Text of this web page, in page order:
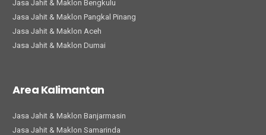
Jasa Jahit & Maklon Bengkulu
Jasa Jahit & Maklon Pangkal Pinang
Jasa Jahit & Maklon Aceh
Jasa Jahit & Maklon Dumai
Area Kalimantan
Jasa Jahit & Maklon Banjarmasin
Jasa Jahit & Maklon Samarinda